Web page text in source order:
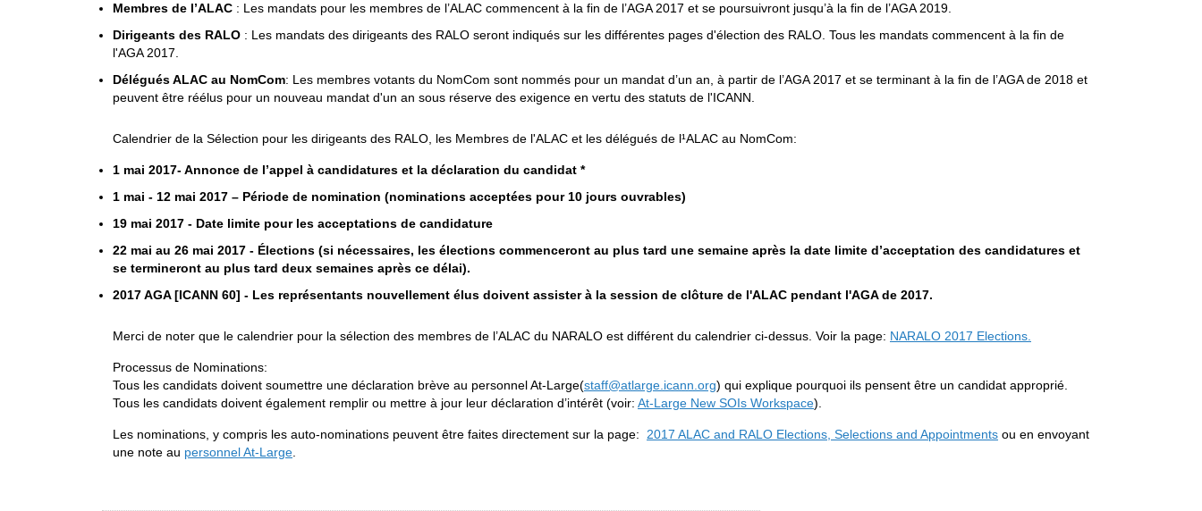
Membres de l’ALAC : Les mandats pour les membres de l’ALAC commencent à la fin de l’AGA 2017 et se poursuivront jusqu’à la fin de l’AGA 2019.
Dirigeants des RALO : Les mandats des dirigeants des RALO seront indiqués sur les différentes pages d'élection des RALO. Tous les mandats commencent à la fin de
l'AGA 2017.
Délégués ALAC au NomCom: Les membres votants du NomCom sont nommés pour un mandat d’un an, à partir de l’AGA 2017 et se terminant à la fin de l’AGA de 2018 et
peuvent être réélus pour un nouveau mandat d'un an sous réserve des exigence en vertu des statuts de l'ICANN.
Calendrier de la Sélection pour les dirigeants des RALO, les Membres de l'ALAC et les délégués de l¹ALAC au NomCom:
1 mai 2017-Annonce de l’appel à candidatures et la déclaration du candidat *
1 mai - 12 mai 2017 – Période de nomination (nominations acceptées pour 10 jours ouvrables)
19 mai 2017 - Date limite pour les acceptations de candidature
22 mai au 26 mai 2017 - Élections (si nécessaires, les élections commenceront au plus tard une semaine après la date limite d’acceptation des candidatures et
se termineront au plus tard deux semaines après ce délai).
2017 AGA[ICANN 60] - Les représentants nouvellement élus doivent assister à la session de clôture de l'ALAC pendant l'AGA de 2017.
Merci de noter que le calendrier pour la sélection des membres de l’ALAC du NARALO est différent du calendrier ci-dessus. Voir la page: NARALO 2017 Elections.
Processus de Nominations:
Tous les candidats doivent soumettre une déclaration brève au personnel At-Large(staff@atlarge.icann.org) qui explique pourquoi ils pensent être un candidat approprié.
Tous les candidats doivent également remplir ou mettre à jour leur déclaration d’intérêt (voir: At-Large New SOIs Workspace).
Les nominations, y compris les auto-nominations peuvent être faites directement sur la page: 2017 ALAC and RALO Elections, Selections and Appointments ou en envoyant
une note au personnel At-Large